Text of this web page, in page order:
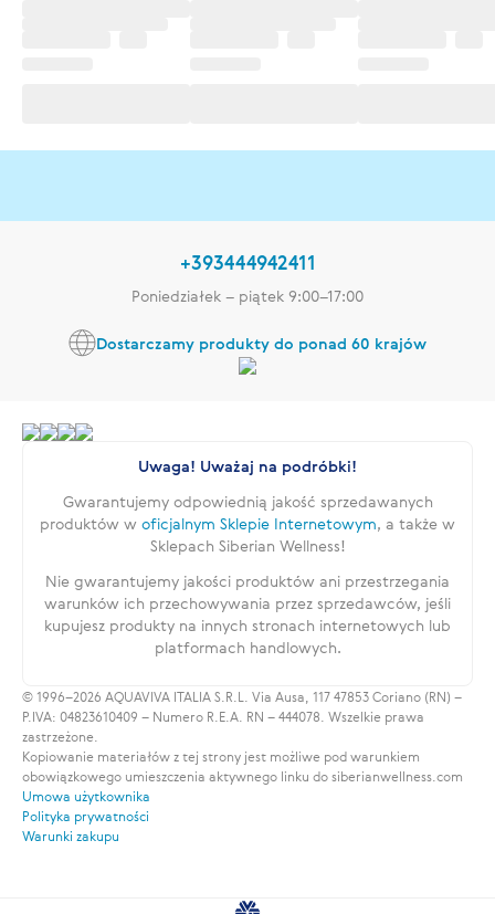
+393444942411
Poniedziałek – piątek 9:00–17:00
Dostarczamy produkty do ponad 60 krajów
Uwaga! Uważaj na podróbki!
Gwarantujemy odpowiednią jakość sprzedawanych
produktów w oficjalnym Sklepie Internetowym, a także w
Sklepach Siberian Wellness!
Nie gwarantujemy jakości produktów ani przestrzegania
warunków ich przechowywania przez sprzedawców, jeśli
kupujesz produkty na innych stronach internetowych lub
platformach handlowych.
© 1996–2026 AQUAVIVA ITALIA S.R.L. Via Ausa, 117 47853 Coriano (RN) –
P.IVA: 04823610409 – Numero R.E.A. RN – 444078. Wszelkie prawa
zastrzeżone.
Kopiowanie materiałów z tej strony jest możliwe pod warunkiem
obowiązkowego umieszczenia aktywnego linku do siberianwellness.com
Umowa użytkownika
Polityka prywatności
Warunki zakupu